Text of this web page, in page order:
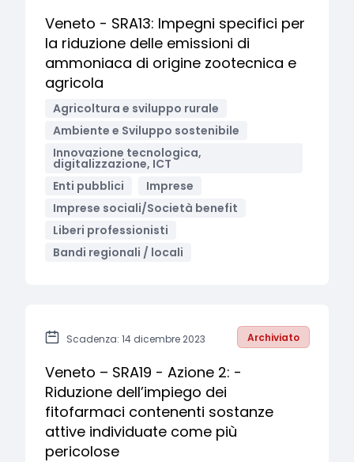
Veneto - SRA13: Impegni specifici per
la riduzione delle emissioni di
ammoniaca di origine zootecnica e
agricola
Agricoltura e sviluppo rurale
Ambiente e Sviluppo sostenibile
Innovazione tecnologica,
digitalizzazione, ICT
Enti pubblici
Imprese
Imprese sociali/Società benefit
Liberi professionisti
Bandi regionali / locali
Scadenza: 14 dicembre 2023 Archiviato
Veneto – SRA19 - Azione 2: -
Riduzione dell’impiego dei
fitofarmaci contenenti sostanze
attive individuate come più
pericolose